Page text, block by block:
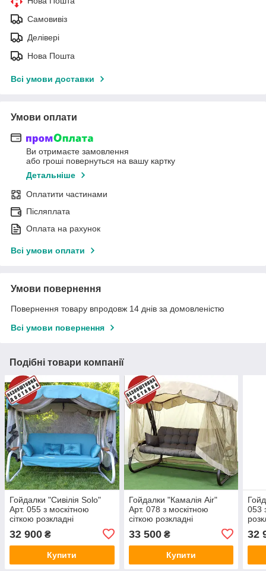
Самовивіз
Делівері
Нова Пошта
Всі умови доставки
Умови оплати
Ви отримаєте замовлення
або гроші повернуться на вашу картку
Детальніше
Оплатити частинами
Післяплата
Оплата на рахунок
Всі умови оплати
Умови повернення
Повернення товару впродовж 14 днів за домовленістю
Всі умови повернення
Подібні товари компанії
Гойдалки "Сивілія Solo"
Арт. 055 з москітною
сіткою розкладні
32 900 ₴
Купити
Гойдалки "Камалія Air"
Арт. 078 з москітною
сіткою розкладні
33 500₴
Купити
053
32